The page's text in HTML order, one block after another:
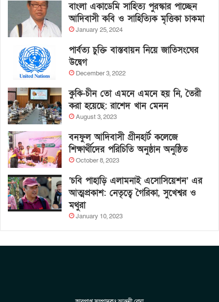
বাংলা একাডেমি সাহিত্য পুরস্কার পাচ্ছেন
আদিবাসী কবি ও সাহিত্যিক মৃত্তিকা চাকমা
January 25, 2024
পার্বত্য চুক্তি বাস্তবায়ন নিয়ে জাতিসংঘের
উদ্বেগ
December 3, 2022
কুকি-চীন তো এমনে এমনে হয় নি, তৈরী
করা হয়েছে: রাশেদ খান মেনন
August 3, 2023
বনফুল আদিবাসী গ্রীনহার্ট কলেজে
শিক্ষার্থীদের পরিচিতি অনুষ্ঠান অনুষ্ঠিত
October 8, 2023
‘চবি পাহাড়ি এলামনাই এসোসিয়েশন’ এর
আত্মপ্রকাশ: নেতৃত্বে গৈরিকা, সুখেশ্বর ও
মথুরা
January 10, 2023